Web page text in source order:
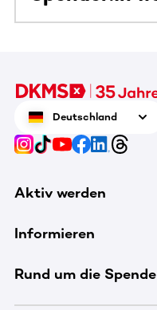
Deutschland
Aktiv werden
Informieren
Rund um die Spende